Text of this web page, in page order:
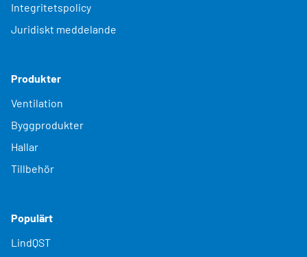
Integritetspolicy
Juridiskt meddelande
Produkter
Ventilation
Byggprodukter
Hallar
Tillbehör
Populärt
LindQST